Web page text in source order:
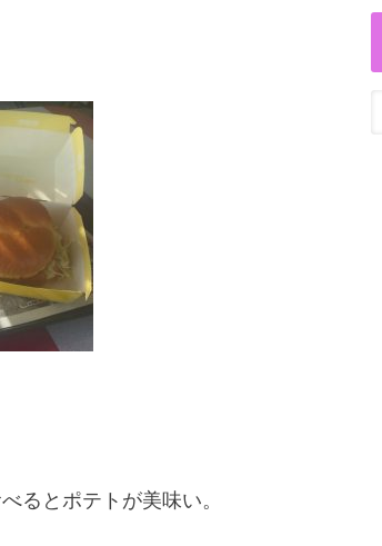
るとポテトが美味い。